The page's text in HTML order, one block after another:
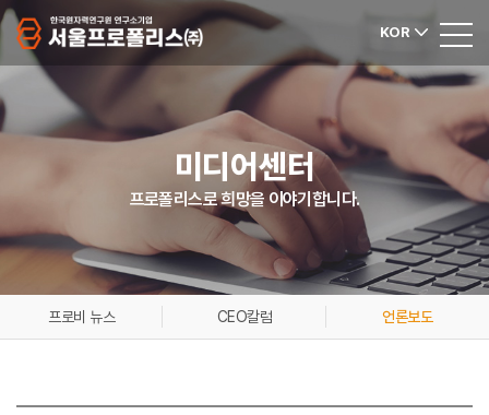
KOR
미디어센터
프로폴리스로 희망을 이야기합니다.
프로비 뉴스 CEO칼럼 언론보도